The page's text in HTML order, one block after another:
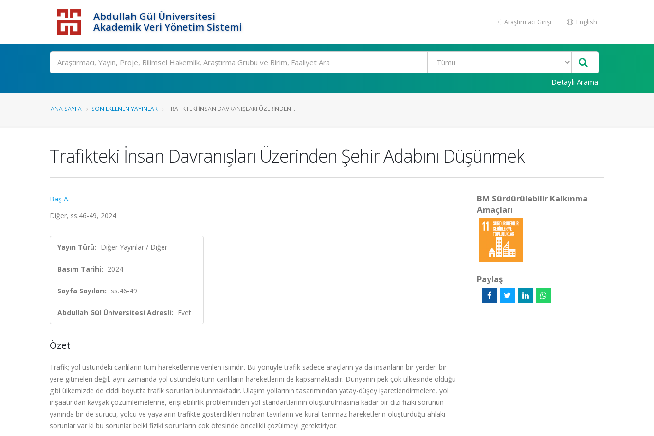
Abdullah Gül Üniversitesi
Akademik Veri Yönetim Sistemi
Araştırmacı Girişi English
Detaylı Arama
ANA SAYFA SON EKLENEN YAYINLAR TRAFIKTEKI İNSAN DAVRANIŞLARI ÜZERINDEN ...
Trafikteki İnsan Davranışları Üzerinden Şehir Adabını Düşünmek
Baş A.
Diğer, ss.46-49, 2024
Yayın Türü: Diğer Yayınlar / Diğer
Basım Tarihi: 2024
Sayfa Sayıları: ss.46-49
Abdullah Gül Üniversitesi Adresli: Evet
Özet
Trafik; yol üstündeki canlıların tüm hareketlerine verilen isimdir. Bu yönüyle trafik sadece araçların ya da insanların bir yerden bir
yere gitmeleri değil, aynı zamanda yol üstündeki tüm canlıların hareketlerini de kapsamaktadır. Dünyanın pek çok ülkesinde olduğu
gibi ülkemizde de ciddi boyutta trafik sorunları bulunmaktadır. Ulaşım yollarının tasarımından yatay-düşey işaretlendirmelere, yol
inşaatından kavşak çözümlemelerine, erişilebilirlik probleminden yol standartlarının oluşturulmasına kadar bir dizi fiziki sorunun
yanında bir de sürücü, yolcu ve yayaların trafikte gösterdikleri nobran tavırların ve kural tanımaz hareketlerin oluşturduğu ahlaki
sorunlar var ki bu sorunlar belki fiziki sorunların çok ötesinde öncelikli çözülmeyi gerektiriyor.
BM Sürdürülebilir Kalkınma
Amaçları
Paylaş